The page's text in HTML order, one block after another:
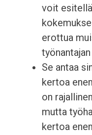
voit
erottua
Se antaa
kertoa
on
mutta
kertoa